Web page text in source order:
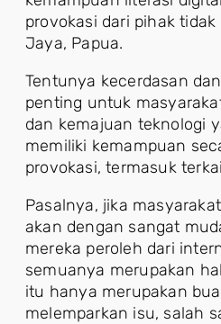
provokasi dari pihak
Jaya, Papua.
Tentunya kecerdasan
penting untuk
dan kemajuan teknologi
memiliki kemampuan
provokasi, termasuk
Pasalnya, jika
akan dengan sangat
mereka peroleh dari
semuanya merupakan
itu hanya merupakan
melemparkan isu, salah